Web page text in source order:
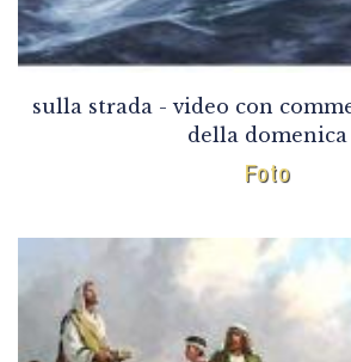
sulla strada - video con
della domenica
Foto